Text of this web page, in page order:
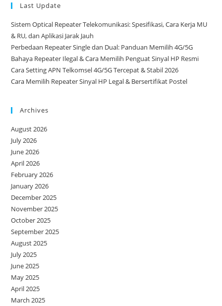
Last Update
Sistem Optical Repeater Telekomunikasi: Spesifikasi, Cara Kerja MU
& RU, dan Aplikasi Jarak Jauh
Perbedaan Repeater Single dan Dual: Panduan Memilih 4G/5G
Bahaya Repeater Ilegal & Cara Memilih Penguat Sinyal HP Resmi
Cara Setting APN Telkomsel 4G/5G Tercepat & Stabil 2026
Cara Memilih Repeater Sinyal HP Legal & Bersertifikat Postel
Archives
August 2026
July 2026
June 2026
April 2026
February 2026
January 2026
December 2025
November 2025
October 2025
September 2025
August 2025
July 2025
June 2025
May 2025
April 2025
March 2025